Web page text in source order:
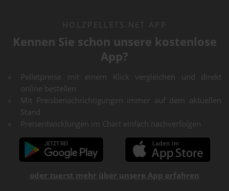
HOLZPELLETS.NET APP
Kennen Sie schon unsere kostenlose
App?
Pelletpreise mit einem Klick vergleichen und direkt
online bestellen
Mit Preisbenachrichtigungen immer auf dem aktuellen
Stand
Preisentwicklungen im Chart einfach nachverfolgen
oder zuerst mehr über unsere App erfahren